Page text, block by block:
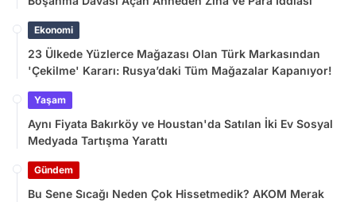
Ekonomi
23 Ülkede Yüzlerce Mağazası Olan Türk Markasından
'Çekilme' Kararı: Rusya’daki Tüm Mağazalar Kapanıyor!
Yaşam
Aynı Fiyata Bakırköy ve Houstan'da Satılan İki Ev Sosyal
Medyada Tartışma Yarattı
Gündem
Bu Sene Sıcağı Neden Çok Hissetmedik? AKOM Merak